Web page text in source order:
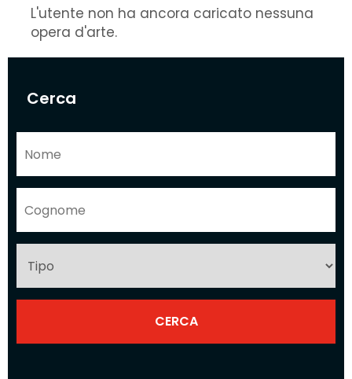
Cerca
L'utente non ha ancora caricato nessuna
opera d'arte.